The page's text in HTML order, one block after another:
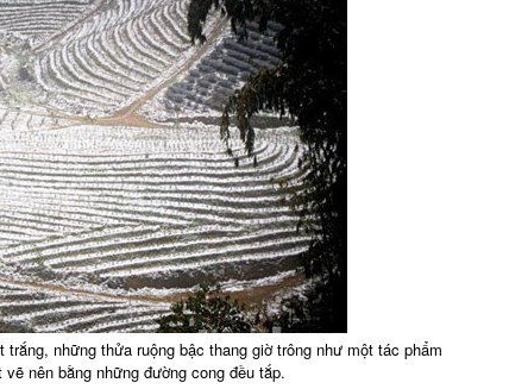
những thửa ruộng bậc thang giờ trông như một tác phẩm
nên bằng những đường cong đều tắp.